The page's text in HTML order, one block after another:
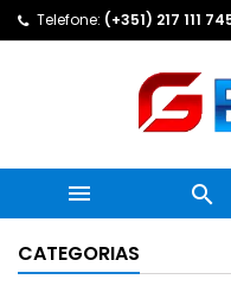
Telefone: (+351) 217 111
 
CATEGORIAS